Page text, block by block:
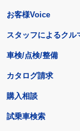
お客様Voice
スタッフによるクル
車検/点検/整備
カタログ請求
購入相談
試乗車検索